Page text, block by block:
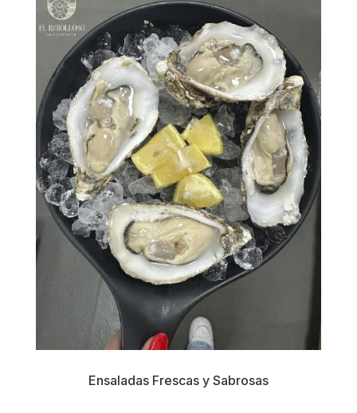
Ensaladas Frescas y Sabrosas